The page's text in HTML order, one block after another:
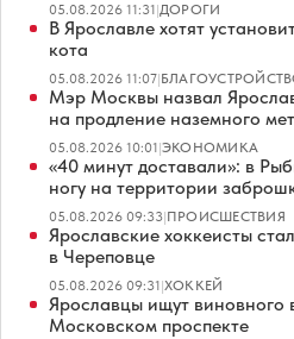
05.08.2026 11:31|ДОРОГИ
В Ярославле хотят
кота
05.08.2026 11:07|
Мэр Москвы назвал
на продление наземного
05.08.2026 10:01|ЭКОНОМИКА
«40 минут доставали»: в
ногу на территории
05.08.2026 09:33|ПРОИСШЕСТВИЯ
Ярославские хоккеисты
в Череповце
05.08.2026 09:31|ХОККЕЙ
Ярославцы ищут виновного
Московском проспекте